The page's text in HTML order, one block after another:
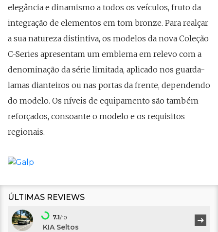
elegância e dinamismo a todos os veículos, fruto da
integração de elementos em tom bronze. Para realçar
a sua natureza distintiva, os modelos da nova Coleção
C-Series apresentam um emblema em relevo com a
denominação da série limitada, aplicado nos guarda-
lamas dianteiros ou nas portas da frente, dependendo
do modelo. Os níveis de equipamento são também
reforçados, consoante o modelo e os requisitos
regionais.
ÚLTIMAS REVIEWS
7.1/10
KIA Seltos